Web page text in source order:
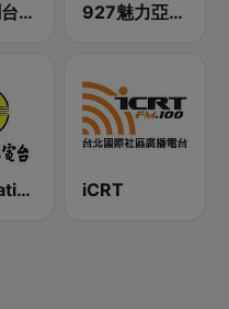
九八新聞台 News98 FM 98.1 927魅力亞洲 Asia FM 亞洲電台
PBS - National Transportation iCRT